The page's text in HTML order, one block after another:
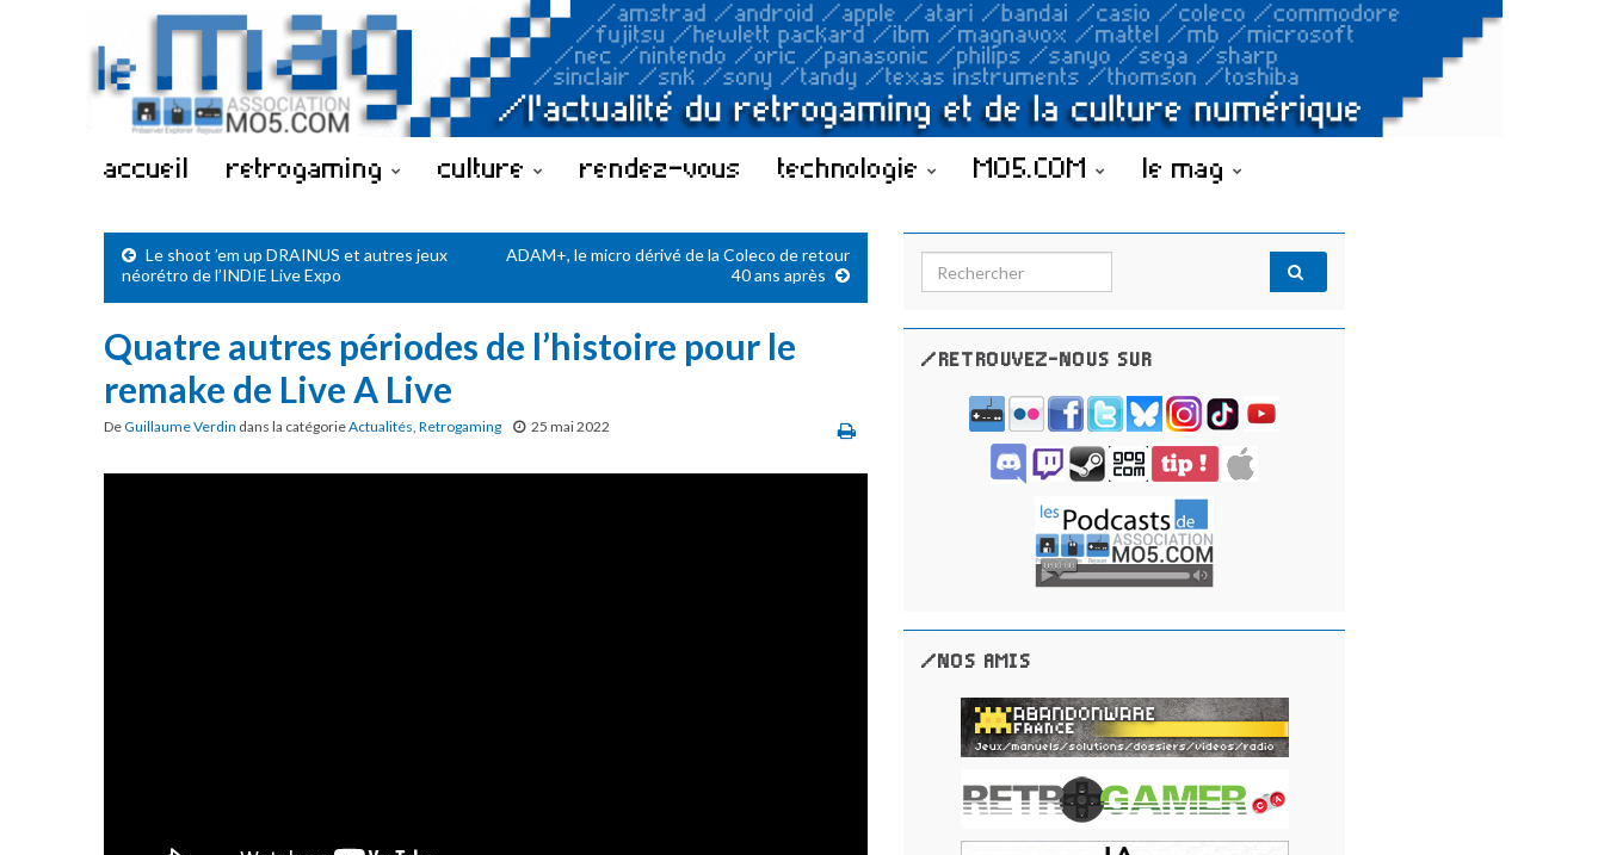
accueil retrogaming culture rendez-vous technologie MO5.COM le mag
Le shoot ’em up DRAINUS et autres jeux
néorétro de l’INDIE Live Expo
ADAM+, le micro dérivé de la Coleco de retour
40 ans après
Quatre autres périodes de l’histoire pour le
remake de Live A Live
DeGuillaume Verdin dans la catégorieActualités, Retrogaming 25 mai 2022
Search for:
/RETROUVEZ-NOUS SUR
/NOS AMIS